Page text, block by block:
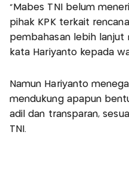
"Mabes TNI belum
pihak KPK terkait
pembahasan lebih lanjut
kata Hariyanto kepada
Namun Hariyanto
mendukung apapun
adil dan transparan,
TNI.